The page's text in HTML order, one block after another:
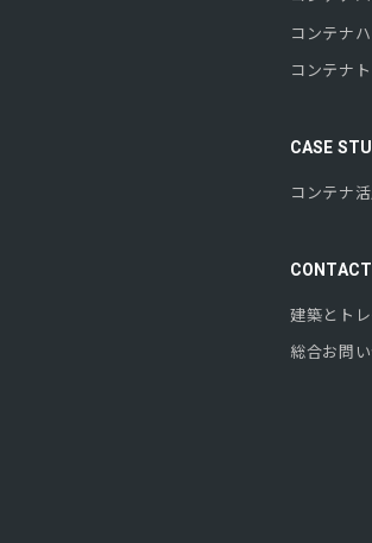
コンテナ
コンテナ
CASE
コンテナ
CONTACT
建築とト
総合お問